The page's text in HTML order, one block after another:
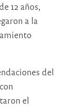
12 años,
a la
del
el